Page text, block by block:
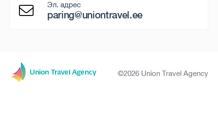
Эл. адрес
paring@uniontravel.ee
©2026 Union Travel Agency